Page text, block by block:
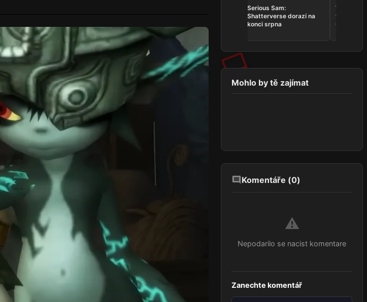
traileru
Serious Sam:
Shatterverse dorazí na
konci srpna
vrací do
Online v
Mohlo by tě zajímat
Komentáře (0)
⚠️
Nepodarilo se nacist komentare
Zanechte komentář